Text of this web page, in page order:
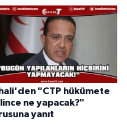
"CTP hükümete
ne yapacak?"
yanıt